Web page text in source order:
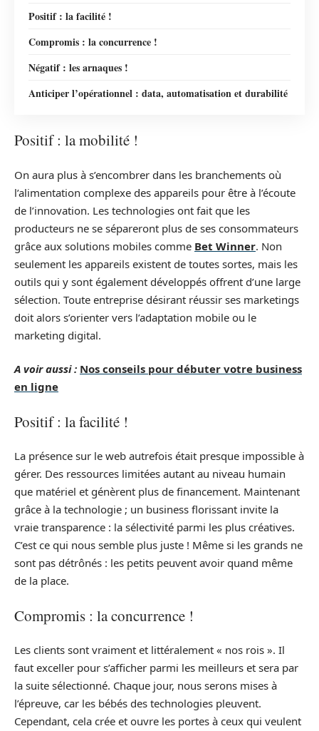
Positif : la facilité !
Compromis : la concurrence !
Négatif : les arnaques !
Anticiper l’opérationnel : data, automatisation et durabilité
Positif : la mobilité !
On aura plus à s’encombrer dans les branchements où
l’alimentation complexe des appareils pour être à l’écoute
de l’innovation. Les technologies ont fait que les
producteurs ne se sépareront plus de ses consommateurs
grâce aux solutions mobiles comme Bet Winner. Non
seulement les appareils existent de toutes sortes, mais les
outils qui y sont également développés offrent d’une large
sélection. Toute entreprise désirant réussir ses marketings
doit alors s’orienter vers l’adaptation mobile ou le
marketing digital.
A voir aussi : Nos conseils pour débuter votre business
en ligne
Positif : la facilité !
La présence sur le web autrefois était presque impossible à
gérer. Des ressources limitées autant au niveau humain
que matériel et génèrent plus de financement. Maintenant
grâce à la technologie ; un business florissant invite la
vraie transparence : la sélectivité parmi les plus créatives.
C’est ce qui nous semble plus juste ! Même si les grands ne
sont pas détrônés : les petits peuvent avoir quand même
de la place.
Compromis : la concurrence !
Les clients sont vraiment et littéralement « nos rois ». Il
faut exceller pour s’afficher parmi les meilleurs et sera par
la suite sélectionné. Chaque jour, nous serons mises à
l’épreuve, car les bébés des technologies pleuvent.
Cependant, cela crée et ouvre les portes à ceux qui veulent